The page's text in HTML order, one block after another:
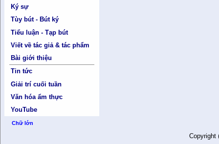
Ký sự
Tùy bút - Bút ký
Tiểu luận - Tạp bút
Viết về tác giả & tác phẩm
Bài giới thiệu
Tin tức
Giải trí cuối tuần
Văn hóa ẩm thực
YouTube
Chữ lớn
Copyright